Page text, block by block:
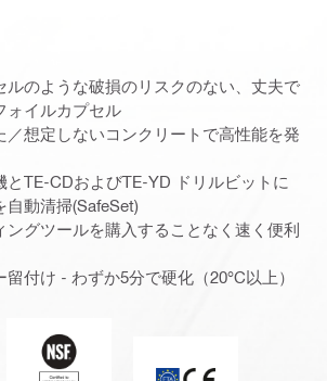
ルのような破損のリスクのない、丈夫で
ォイルカプセル
／想定しないコンクリートで高性能を発
とTE-CDおよびTE-YD ドリルビットに
自動清掃(SafeSet)
ングツールを購入することなく速く便利
付け - わずか5分で硬化（20°C以上）
・環境設計でのリーダーシップ
米国衛生基金